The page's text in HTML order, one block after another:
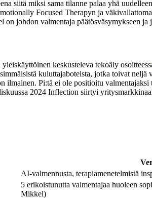
siitä miksi sama tilanne palaa yhä
Focused Therapyn ja
johdon valmentaja päätösväsymykseen
keskusteleva tekoäly
kuluttajaboteista, jotka toivat
ilmainen. Pi:tä ei ole positioitu
2024 Inflection siirtyi
AI-valmennusta, terapiamenetelmistä
5 erikoistunutta valmentajaa huoleen
Mikkel)